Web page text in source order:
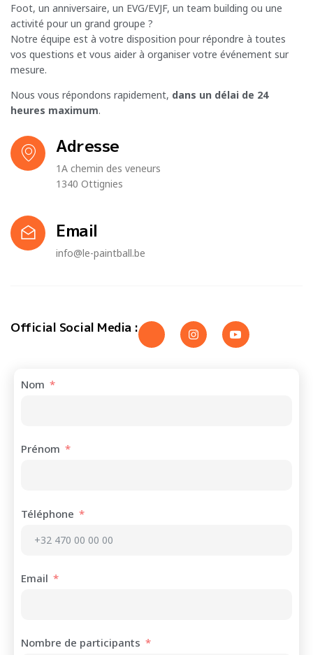
Foot, un anniversaire, un EVG/EVJF, un team building ou une
activité pour un grand groupe ?
Notre équipe est à votre disposition pour répondre à toutes
vos questions et vous aider à organiser votre événement sur
mesure.
Nous vous répondons rapidement, dans un délai de 24
heures maximum.
Adresse
1A chemin des veneurs
1340 Ottignies
Email
info@le-paintball.be
Official Social Media :
Nom
Prénom
Téléphone
Email
Nombre de participants